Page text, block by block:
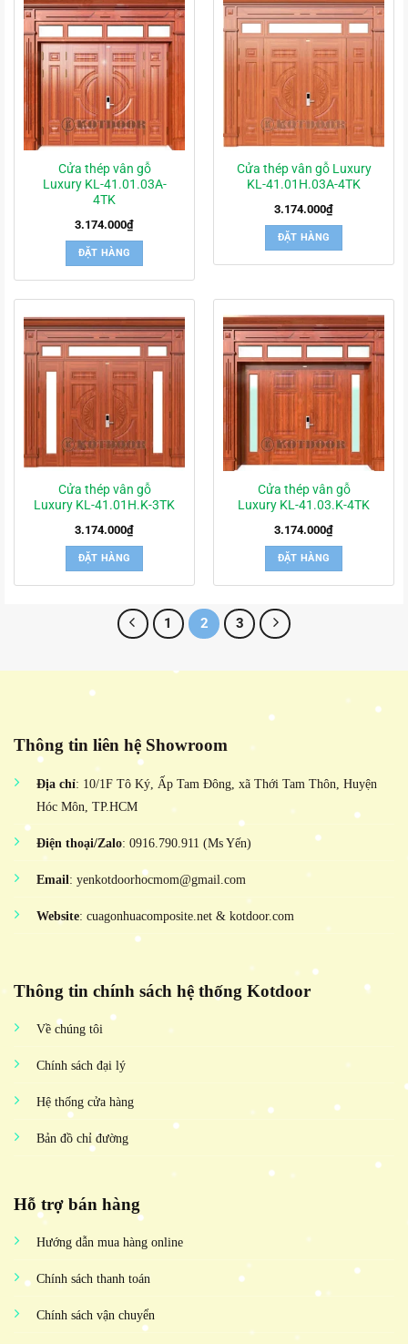
Cửa thép vân gỗ
Luxury KL-41.01.03A-
4TK
3.174.000₫
ĐẶT HÀNG
Cửa thép vân gỗ Luxury
KL-41.01H.03A-4TK
3.174.000₫
ĐẶT HÀNG
Cửa thép vân gỗ
Luxury KL-41.01H.K-3TK
3.174.000₫
ĐẶT HÀNG
Cửa thép vân gỗ
Luxury KL-41.03.K-4TK
3.174.000₫
ĐẶT HÀNG
1 2 3
Thông tin liên hệ Showroom
Địa chỉ: 10/1F Tô Ký, Ấp Tam Đông, xã Thới Tam Thôn, Huyện
Hóc Môn, TP.HCM
Điện thoại/Zalo: 0916.790.911 (Ms Yến)
Email: yenkotdoorhocmom@gmail.com
Website: cuagonhuacomposite.net & kotdoor.com
Thông tin chính sách hệ thống Kotdoor
Về chúng tôi
Chính sách đại lý
Hệ thống cửa hàng
Bản đồ chỉ đường
Hỗ trợ bán hàng
Hướng dẫn mua hàng online
Chính sách thanh toán
Chính sách vận chuyển